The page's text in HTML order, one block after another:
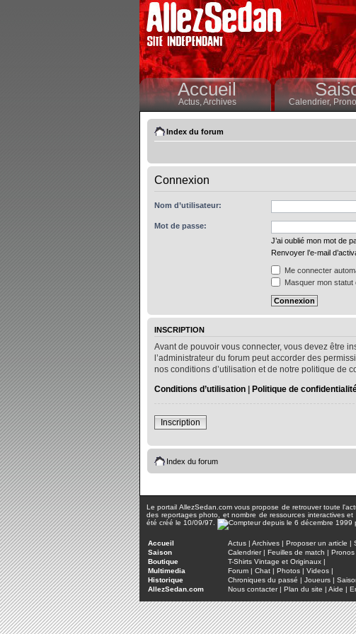
Accueil
Actus,Archives Calendrier,
Index du forum
Connexion
Nom d’utilisateur:
Mot de passe:
J’ai oublié mon mot de
Renvoyer l’e-mail
Me connecter
Masquer mon
INSCRIPTION
Avant de pouvoir vous connecter, vous devez être
l’administrateur du forum peut accorder des
nos conditions d’utilisation et de notre politique de
Conditions d’utilisation | Politique de
Inscription
Index du forum
Le portail AllezSedan.com vous propose de retrouver toute
des reportages photo, et nombre de ressources interactives
été créé le 10/09/97.
Accueil Actus | Archives | Proposer un article |
Saison
Calendrier| Feuilles de match | Pronos
Boutique
T-Shirts Vintage et Originaux |
Multimedia
Forum | Chat | Photos | Videos |
Historique
Chroniques du passé | Joueurs |
AllezSedan.com
Nous contacter| Plan du site | Aide |